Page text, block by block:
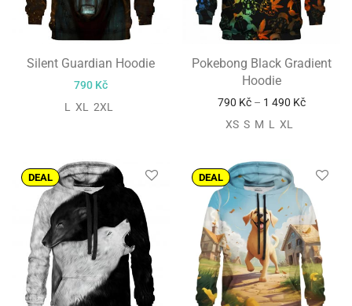
Silent Guardian Hoodie
790 Kč
L XL 2XL
Pokebong Black Gradient
Hoodie
790 Kč – 1 490 Kč
XS S M L XL
DEAL DEAL